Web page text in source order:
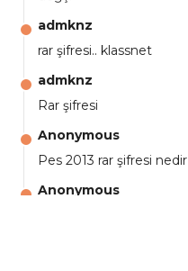
admknz
rar şifresi.. klassnet
admknz
Rar şifresi
Anonymous
Pes 2013 rar şifresi nedir
Anonymous